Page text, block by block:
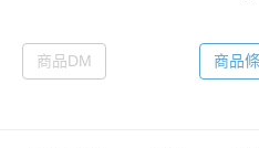
商品DM 商品